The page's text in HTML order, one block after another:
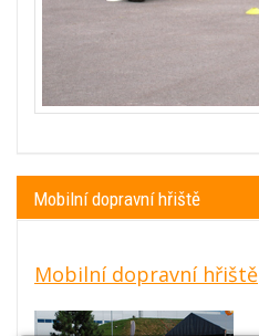
Mobilní dopravní hřiště
Mobilní dopravní hřiště